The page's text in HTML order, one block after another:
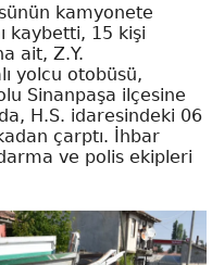
kamyonete
kaybetti, 15 kişi
ait, Z.Y.
yolcu otobüsü,
Sinanpaşa ilçesine
H.S. idaresindeki 06
çarptı. İhbar
ve polis ekipleri